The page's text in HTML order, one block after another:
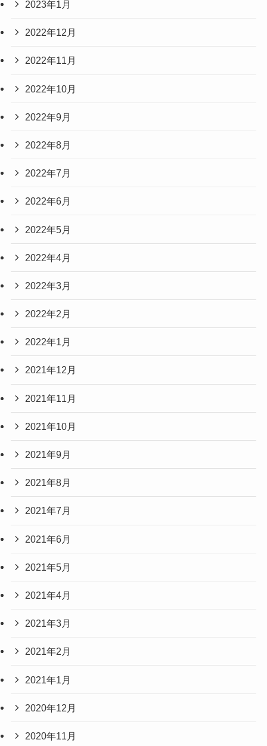
2023年1月
2022年12月
2022年11月
2022年10月
2022年9月
2022年8月
2022年7月
2022年6月
2022年5月
2022年4月
2022年3月
2022年2月
2022年1月
2021年12月
2021年11月
2021年10月
2021年9月
2021年8月
2021年7月
2021年6月
2021年5月
2021年4月
2021年3月
2021年2月
2021年1月
2020年12月
2020年11月